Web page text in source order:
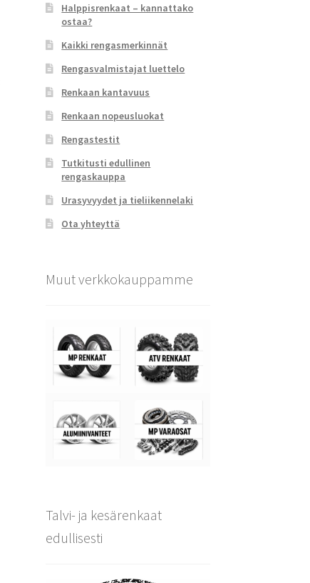
Halppisrenkaat – kannattako
ostaa?
Kaikki rengasmerkinnät
Rengasvalmistajat luettelo
Renkaan kantavuus
Renkaan nopeusluokat
Rengastestit
Tutkitusti edullinen
rengaskauppa
Urasyvyydet ja tieliikennelaki
Ota yhteyttä
Muut verkkokauppamme
Talvi- ja kesärenkaat
edullisesti